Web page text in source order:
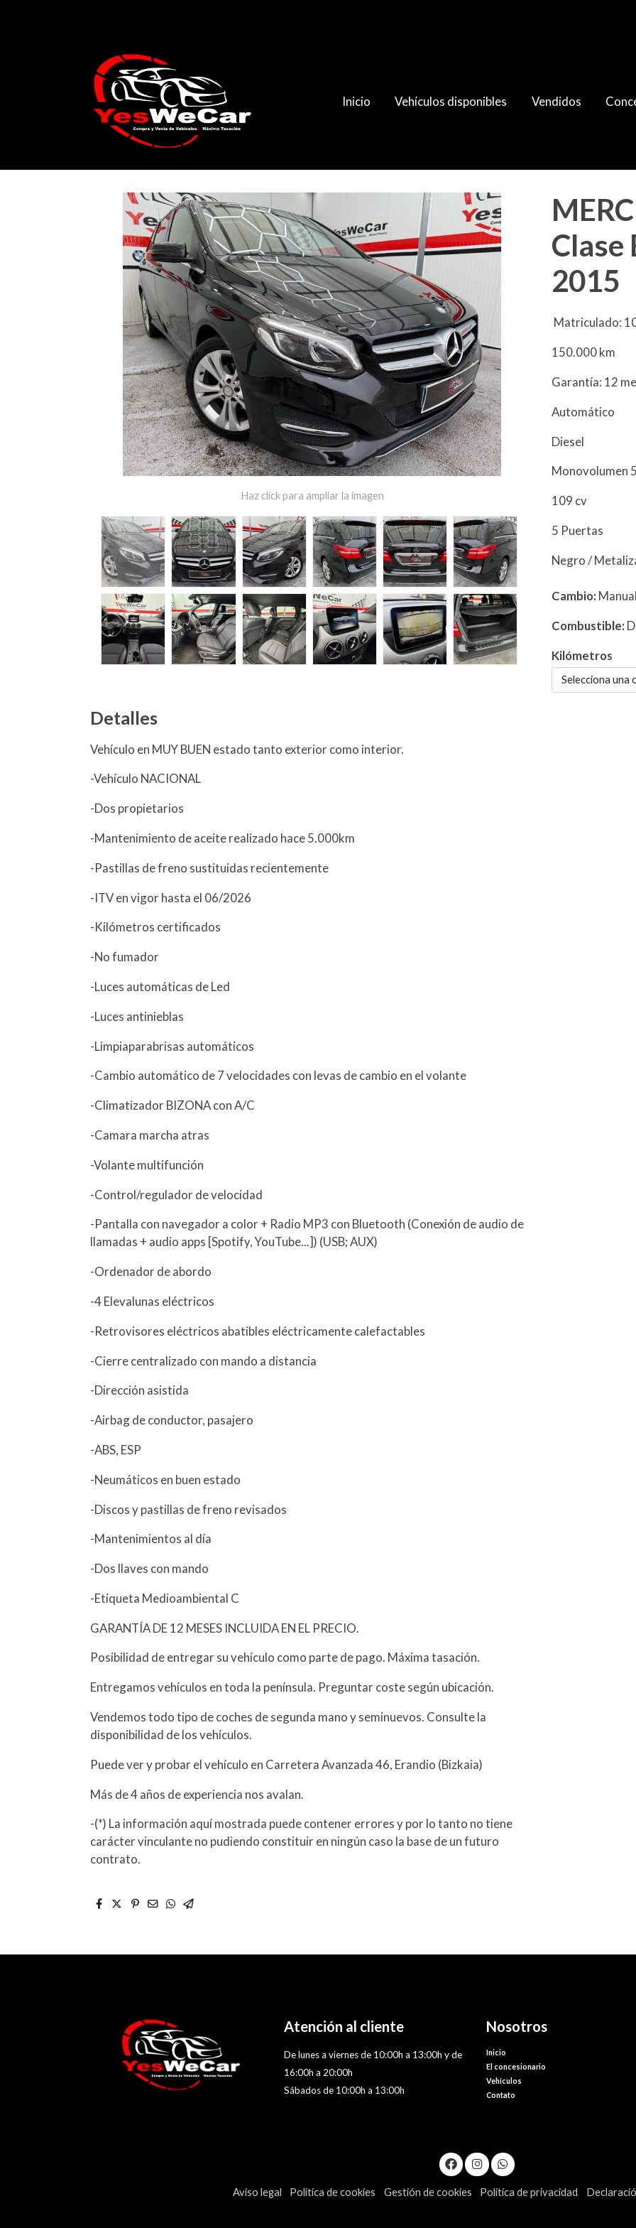
Inicio Vehículos disponibles Vendidos
Catálogo MERCEDES BENZ Clase B180 109cv Aut. 2015
Haz click para ampliar la imagen
Detalles
Vehículo en MUY BUEN estado tanto exterior como interior.
-Vehículo NACIONAL
-Dos propietarios
-Mantenimiento de aceite realizado hace 5.000km
-Pastillas de freno sustituidas recientemente
-ITV en vigor hasta el 06/2026
-Kilómetros certificados
-No fumador
-Luces automáticas de Led
-Luces antinieblas
-Limpiaparabrisas automáticos
-Cambio automático de 7 velocidades con levas de cambio en el volante
-Climatizador BIZONA con A/C
-Camara marcha atras
-Volante multifunción
-Control/regulador de velocidad
-Pantalla con navegador a color + Radio MP3 con Bluetooth (Conexión de audio de
llamadas + audio apps [Spotify, YouTube...]) (USB; AUX)
-Ordenador de abordo
-4 Elevalunas eléctricos
-Retrovisores eléctricos abatibles eléctricamente calefactables
-Cierre centralizado con mando a distancia
-Dirección asistida
-Airbag de conductor, pasajero
-ABS, ESP
-Neumáticos en buen estado
-Discos y pastillas de freno revisados
-Mantenimientos al día
-Dos llaves con mando
-Etiqueta Medioambiental C
GARANTÍA DE 12 MESES INCLUIDA EN EL PRECIO.
Posibilidad de entregar su vehículo como parte de pago. Máxima tasación.
Entregamos vehículos en toda la península. Preguntar coste según ubicación.
Vendemos todo tipo de coches de segunda mano y seminuevos. Consulte la
disponibilidad de los vehículos.
Puede ver y probar el vehículo en Carretera Avanzada 46, Erandio (Bizkaia)
Más de 4 años de experiencia nos avalan.
-(*) La información aquí mostrada puede contener errores y por lo tanto no tiene
carácter vinculante no pudiendo constituir en ningún caso la base de un futuro
contrato.
Clase
2015
Matriculado:
150.000 km
Garantía: 12
Automático
Diesel
Monovolumen
109 cv
5 Puertas
Negro /
Cambio: Manual
Combustible:
Kilómetros
Selecciona una
Atención al cliente
De lunes a viernes de 10:00h a 13:00h y de
16:00h a 20:00h
Sábados de 10:00h a 13:00h
Nosotros
Inicio
El concesionario
Vehículos
Contato
Aviso legal Política de cookies Gestión de cookies Política de privacidad